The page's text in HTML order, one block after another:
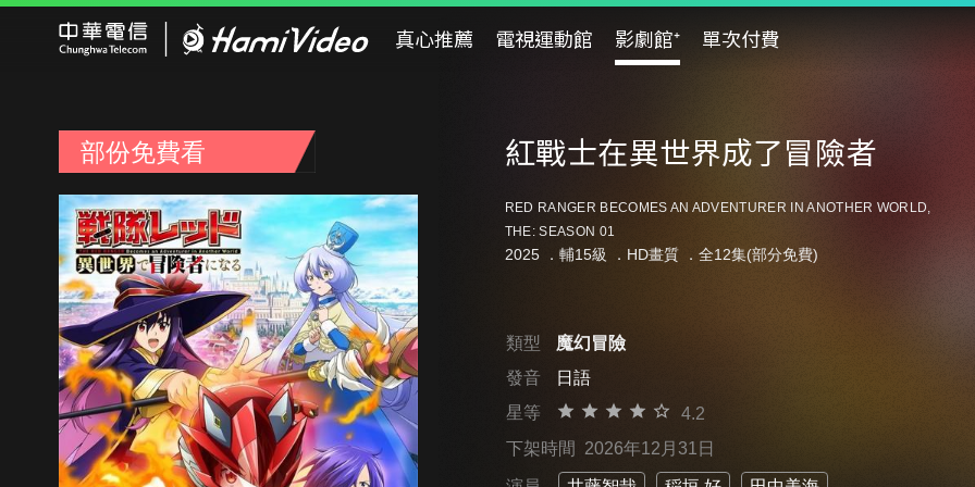
真心推薦 電視運動館 影劇館⁺ 單次付費
部份免費看 紅戰士在異世界成了冒險者
RED RANGER BECOMES AN ADVENTURER IN ANOTHER WORLD,
THE: SEASON 01
2025 ． 輔15級 ．HD畫質 ．全12集(部分免費)
類型
魔幻冒險
發音
日語
星等
4.2
下架時間 2026年12月31日